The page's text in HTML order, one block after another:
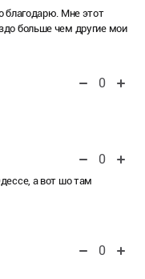
благодарю. Мне этот
больше чем другие мои
0
0
а вот шо там
0